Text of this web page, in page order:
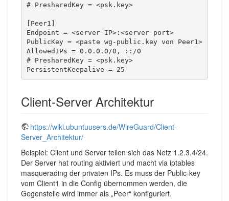
# PresharedKey = <psk.key>
[Peer1]
Endpoint = <server IP>:<server port>
PublicKey = <paste wg-public.key von Peer1>
AllowedIPs = 0.0.0.0/0, ::/0
# PresharedKey = <psk.key>
PersistentKeepalive = 25
Client-Server Architektur
https://wiki.ubuntuusers.de/WireGuard/Client-
Server_Architektur/
Beispiel: Client und Server teilen sich das Netz 1.2.3.4/24.
Der Server hat routing aktiviert und macht via iptables
masquerading der privaten IPs. Es muss der Public-key
vom Client1 in die Config übernommen werden, die
Gegenstelle wird immer als „Peer“ konfiguriert.